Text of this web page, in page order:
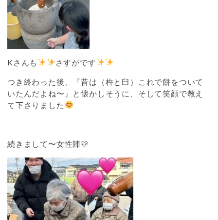
Kさんも さすがです
つき終わった後、『昔は（杵と臼）これで餅をついて
いたんだよね〜』と懐かしそうに、そして笑顔で教え
て下さりました
続きまして〜女性陣🩷